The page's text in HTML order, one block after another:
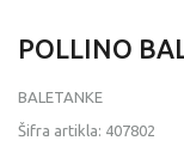
POLLINO
BALETANKE
Šifra artikla: 407802